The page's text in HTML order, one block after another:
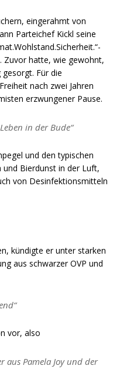
eingerahmt von
Parteichef Kickl seine
Zuvor hatte, wie gewohnt,
Für die
nach zwei Jahren
erzwungener Pause.
in der Bude“
und den typischen
und Bierdunst in der Luft,
von Desinfektionsmitteln
kündigte er unter starken
aus schwarzer OVP und
vor, also
aus Pamela Joy und der